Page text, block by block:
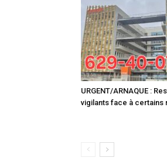
URGENT/ARNAQUE :
vigilants face à certains